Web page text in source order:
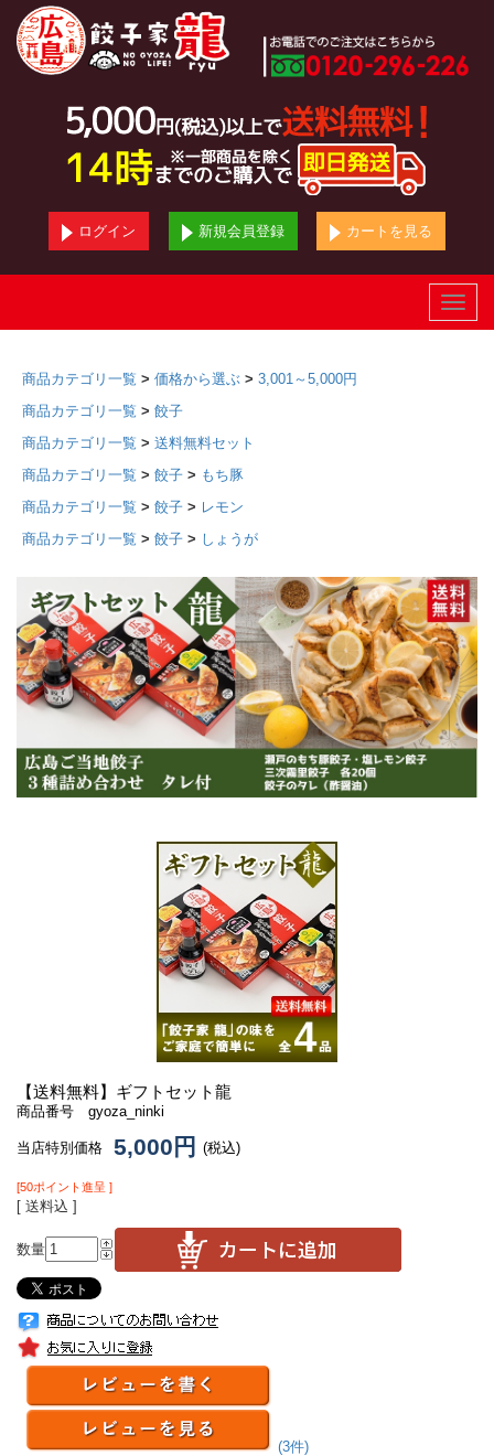
ログイン 新規会員登録 カートを見る
Toggle
商品カテゴリ一覧 > 価格から選ぶ > 3,001～5,000円
商品カテゴリ一覧 > 餃子
商品カテゴリ一覧 > 送料無料セット
商品カテゴリ一覧 > 餃子 > もち豚
商品カテゴリ一覧 > 餃子 > レモン
商品カテゴリ一覧 > 餃子 > しょうが
【送料無料】ギフトセット龍
商品番号 gyoza_ninki
当店特別価格 5,000円 (税込)
[50ポイント進呈 ]
[ 送料込 ]
数量
(3件)